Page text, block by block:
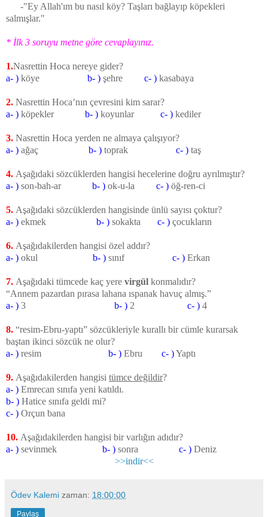
-"Ey Allah'ım bu nasıl köy? Taşları bağlayıp köpekleri
salmışlar."
* İlk 3 soruyu metne göre cevaplayınız.
1.Nasrettin Hoca nereye gider?
a- ) köye b- ) şehre c- ) kasabaya
2. Nasrettin Hoca’nın çevresini kim sarar?
a- ) köpekler b- ) koyunlar c- ) kediler
3. Nasrettin Hoca yerden ne almaya çalışıyor?
a- ) ağaç b- ) toprak c- ) taş
4. Aşağıdaki sözcüklerden hangisi hecelerine doğru ayrılmıştır?
a- ) son-bah-ar b- ) ok-u-la c- ) öğ-ren-ci
5. Aşağıdaki sözcüklerden hangisinde ünlü sayısı çoktur?
a- ) ekmek b- ) sokakta c- ) çocukların
6. Aşağıdakilerden hangisi özel addır?
a- ) okul b- ) sınıf c- ) Erkan
7. Aşağıdaki tümcede kaç yere virgül konmalıdır?
“Annem pazardan pırasa lahana ıspanak havuç almış.”
a- ) 3 b- ) 2 c- ) 4
8. “resim-Ebru-yaptı” sözcükleriyle kurallı bir cümle kurarsak
baştan ikinci sözcük ne olur?
a- ) resim b- ) Ebru c- )Yaptı
9. Aşağıdakilerden hangisi tümce değildir?
a- ) Emrecan sınıfa yeni katıldı.
b- ) Hatice sınıfa geldi mi?
c- ) Orçun bana
10. Aşağıdakilerden hangisi bir varlığın adıdır?
a- ) sevinmek b- ) sonra c- ) Deniz
>>indir<<
Ödev Kalemi zaman: 18:00:00
Paylaş